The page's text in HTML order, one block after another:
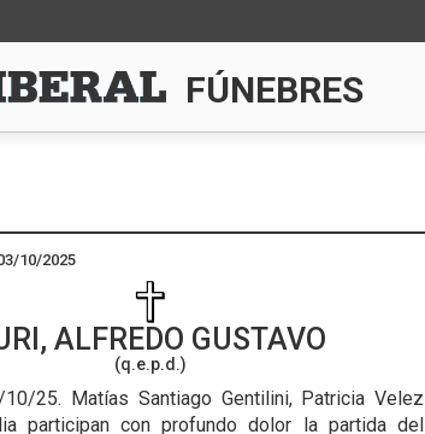
FÚNEBRES
10/2025
ALFREDO GUSTAVO
(q.e.p.d.)
25. Matías Santiago Gentilini, Patricia Velez
participan con profundo dolor la partida del